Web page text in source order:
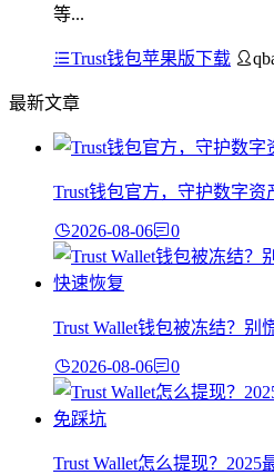
等...
Trust钱包苹果版下载
最新文章
Trust钱包官方，守护数字
2026-08-06 0
Trust Wallet钱包被冻结？别
2026-08-06 0
Trust Wallet怎么提现？2025